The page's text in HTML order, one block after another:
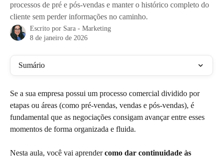
processos de pré e pós-vendas e manter o histórico completo do
cliente sem perder informações no caminho.
Escrito por Sara - Marketing
8 de janeiro de 2026
Sumário
Se a sua empresa possui um processo comercial dividido por
etapas ou áreas (como pré-vendas, vendas e pós-vendas), é
fundamental que as negociações consigam avançar entre esses
momentos de forma organizada e fluida.
Nesta aula, você vai aprender como dar continuidade às